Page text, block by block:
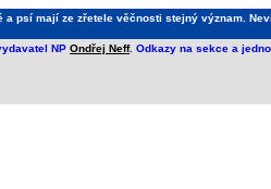
psí mají ze zřetele věčnosti stejný význam.
NP Ondřej Neff. Odkazy na sekce a